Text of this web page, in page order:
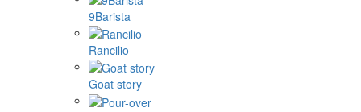
9Barista
Rancilio
Goat story